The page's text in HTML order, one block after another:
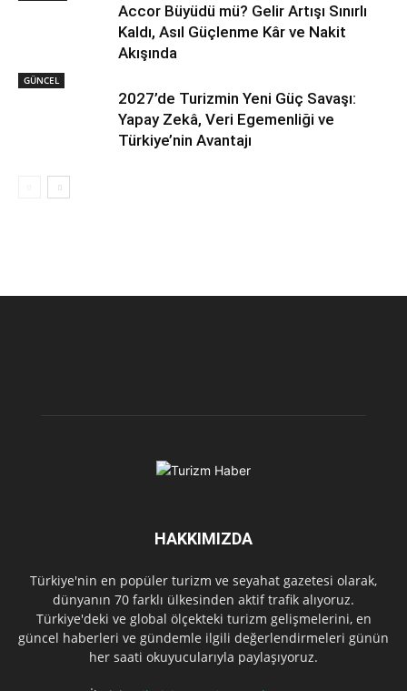
Accor Büyüdü mü? Gelir Artışı Sınırlı
Kaldı, Asıl Güçlenme Kâr ve Nakit
Akışında
GÜNCEL
2027’de Turizmin Yeni Güç Savaşı:
Yapay Zekâ, Veri Egemenliği ve
Türkiye’nin Avantajı
HAKKIMIZDA
Türkiye'nin en popüler turizm ve seyahat gazetesi olarak,
dünyanın 70 farklı ülkesinden aktif trafik alıyoruz.
Türkiye'deki ve global ölçekteki turizm gelişmelerini, en
güncel haberleri ve gündemle ilgili değerlendirmeleri günün
her saati okuyucularıyla paylaşıyoruz.